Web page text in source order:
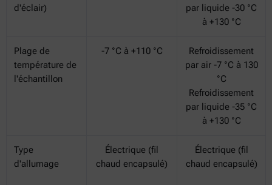
d'éclair)
par liquide -30 °C
à +130 °C
Plage de
température de
l'échantillon
-7 °C à +110 °C
Refroidissement
par air -7 °C à 130
°C
Refroidissement
par liquide -35 °C
à +130 °C
Type
d'allumage
Électrique (fil
chaud encapsulé)
Électrique (fil
chaud encapsulé)